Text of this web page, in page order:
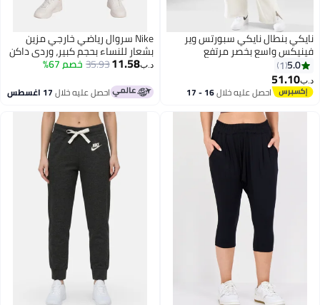
بنطال نايكي سبورتس وير
واسع بخصر مرتفع
5.0
1
51.10
احصل عليه خلال 16 - 17
Nike سروال رياضي خارجي مزين
بشعار للنساء بحجم كبير، وردي داكن
د.ب‏11.58
35.93خصم 67%
احصل عليه خلال17 اغسطس